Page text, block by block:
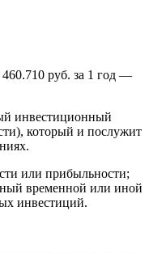
руб. за 1 год —
инвестиционный
который и послужит
или прибыльности;
временной или иной
инвестиций.